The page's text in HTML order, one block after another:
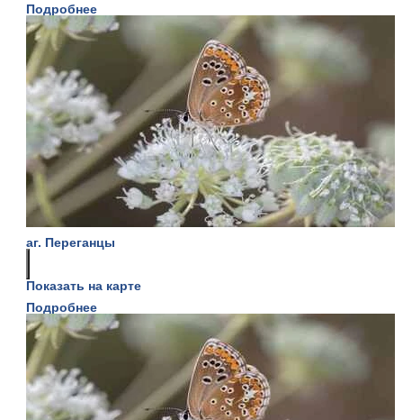
Подробнее
аг. Переганцы
Показать на карте
Подробнее